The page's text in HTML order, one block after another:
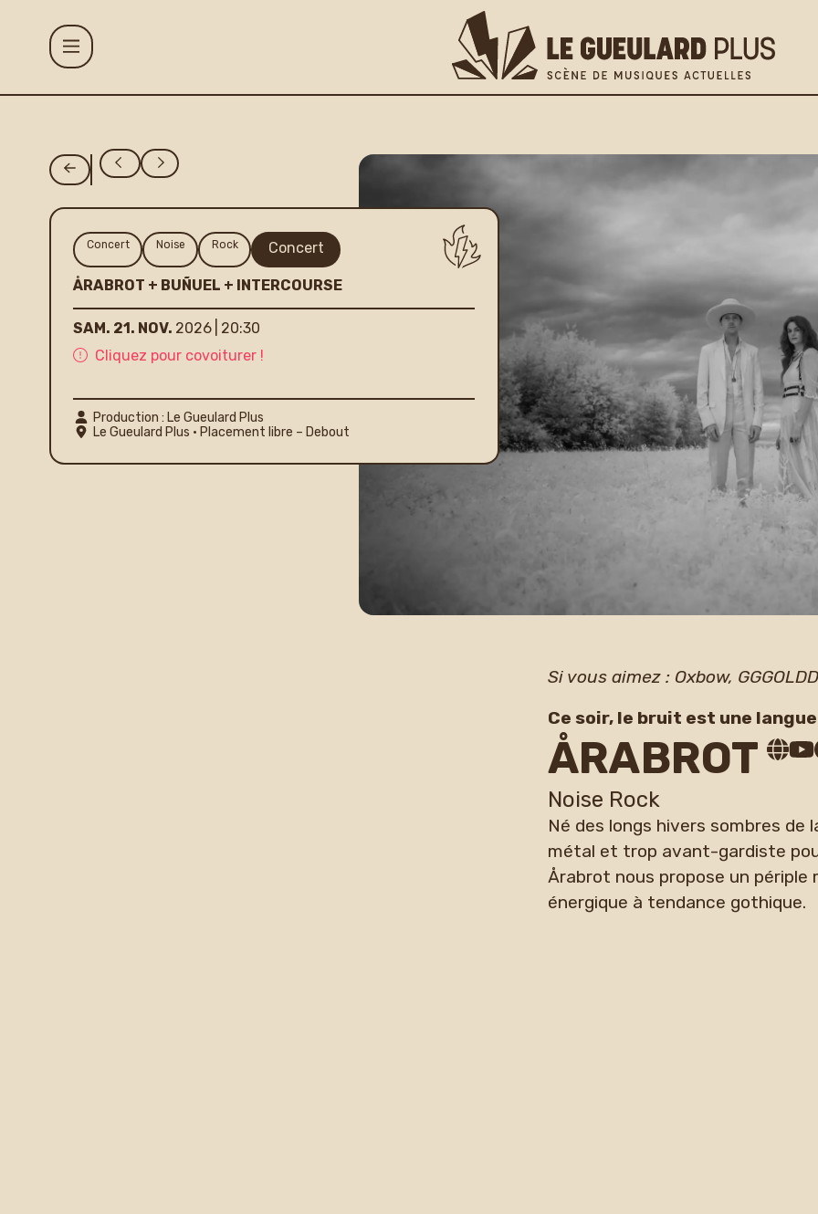
Concert Noise Rock Concert
ÅRABROT + BUÑUEL + INTERCOURSE
SAM. 21. NOV. 2026 20:30
Cliquez pour covoiturer !
Production : Le Gueulard Plus
Le Gueulard Plus • Placement libre – Debout
Si vous aimez : Oxbow,
Ce soir, le bruit est une
ÅRABROT
Noise Rock
Né des longs hivers sombres
métal et trop avant-gardiste
Årabrot nous propose un
énergique à tendance gothique.
Agenda
Projets
Le Gueulard Plus
Accueil et infos pratiques